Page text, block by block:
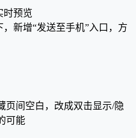
时预览
新增“发送至手机”入口，方
页间空白，改成双击显示/隐
可能